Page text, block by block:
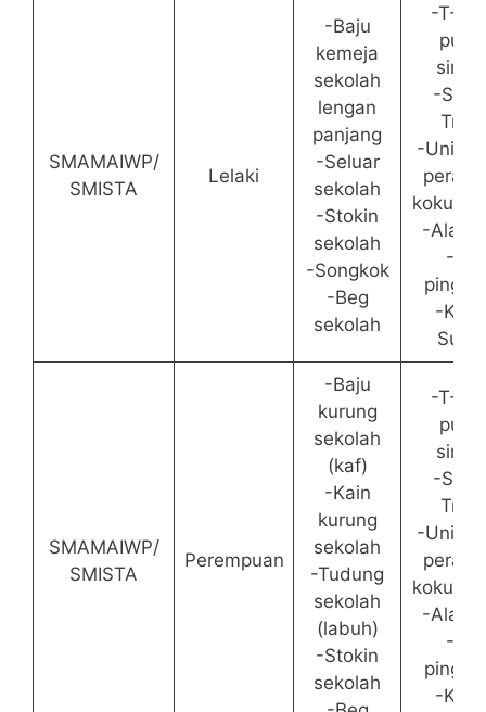
SMAMAIWP/
SMISTA
Lelaki
-Baju
kemeja
sekolah
lengan
panjang
-Seluar
sekolah
-Stokin
sekolah
-Songkok
-Beg
sekolah
-T-
-
-
-Alat
-Tali
-
SMAMAIWP/
SMISTA
Perempuan
-Baju
kurung
sekolah
(kaf)
-Kain
kurung
sekolah
-Tudung
sekolah
(labuh)
-Stokin
sekolah
-T-
-
-
-Alat
-Tali
-